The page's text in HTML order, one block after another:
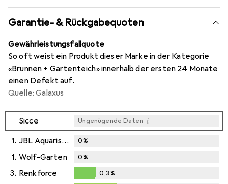
Garantie- & Rückgabequoten
Gewährleistungsfallquote
So oft weist ein Produkt dieser Marke in der Kategorie
«Brunnen + Gartenteich» innerhalb der ersten 24 Monate
einen Defekt auf.
Quelle: Galaxus
Sicce Ungenügende Daten i
1. JBL Aquaristik und Terraristik 0%
1. Wolf-Garten 0%
3. Renkforce 0,3%